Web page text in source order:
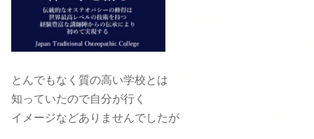
とんでもなく質の高い学校とは
知っていたので自分が行く
イメージなどありませんでしたが